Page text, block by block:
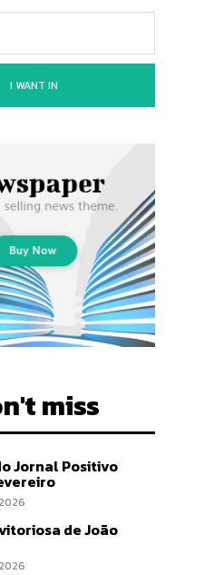
I WANT IN
miss
Jornal Positivo
de João